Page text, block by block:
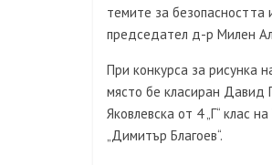
темите за безопасността
председател д-р Милен
При конкурса за рисунка
място бе класиран Давид
Яковлевска от 4 „Г“ клас
„Димитър Благоев“.